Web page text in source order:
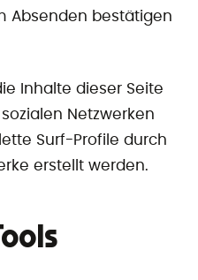
Absenden bestätigen
Inhalte dieser Seite
Netzwerken
Surf-Profile durch
erstellt werden.